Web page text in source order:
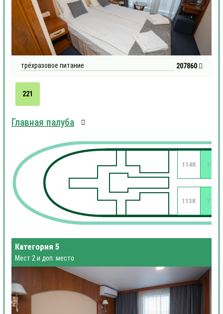
трёхразовое питание 207860
221
Главная палуба
111
112
113К
114К
Категория 5
Мест 2 и доп. место